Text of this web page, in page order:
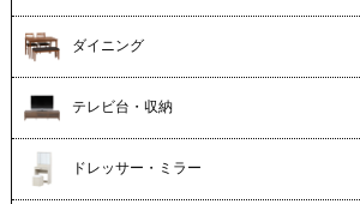
ダイニング
テレビ台・収納
ドレッサー・ミラー